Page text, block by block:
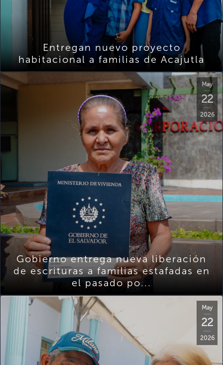
Entregan nuevo proyecto
habitacional a familias de Acajutla
May
22
2026
Gobierno entrega nueva liberación
de escrituras a familias estafadas en
el pasado po...
May
22
2026